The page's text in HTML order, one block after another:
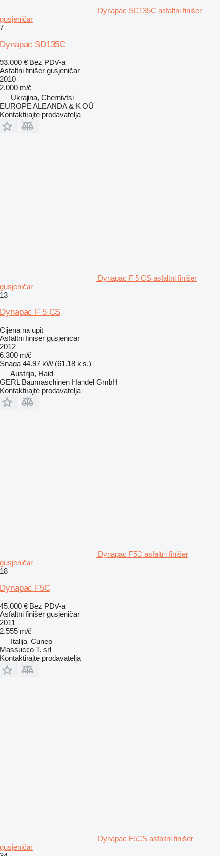
Dynapac SD135C asfaltni finišer
gusjeničar
7
Dynapac SD135C
93.000 € Bez PDV-a
Asfaltni finišer gusjeničar
2010
2.000 m/č
Ukrajina, Chernivtsi
EUROPE ALEANDA & K OÜ
Kontaktirajte prodavatelja
Dynapac F 5 CS asfaltni finišer
gusjeničar
13
Dynapac F 5 CS
Cijena na upit
Asfaltni finišer gusjeničar
2012
6.300 m/č
Snaga 44.97 kW (61.18 k.s.)
Austrija, Haid
GERL Baumaschinen Handel GmbH
Kontaktirajte prodavatelja
Dynapac F5C asfaltni finišer
gusjeničar
18
Dynapac F5C
45.000 € Bez PDV-a
Asfaltni finišer gusjeničar
2011
2.555 m/č
Italija, Cuneo
Massucco T. srl
Kontaktirajte prodavatelja
Dynapac F5CS asfaltni finišer
gusjeničar